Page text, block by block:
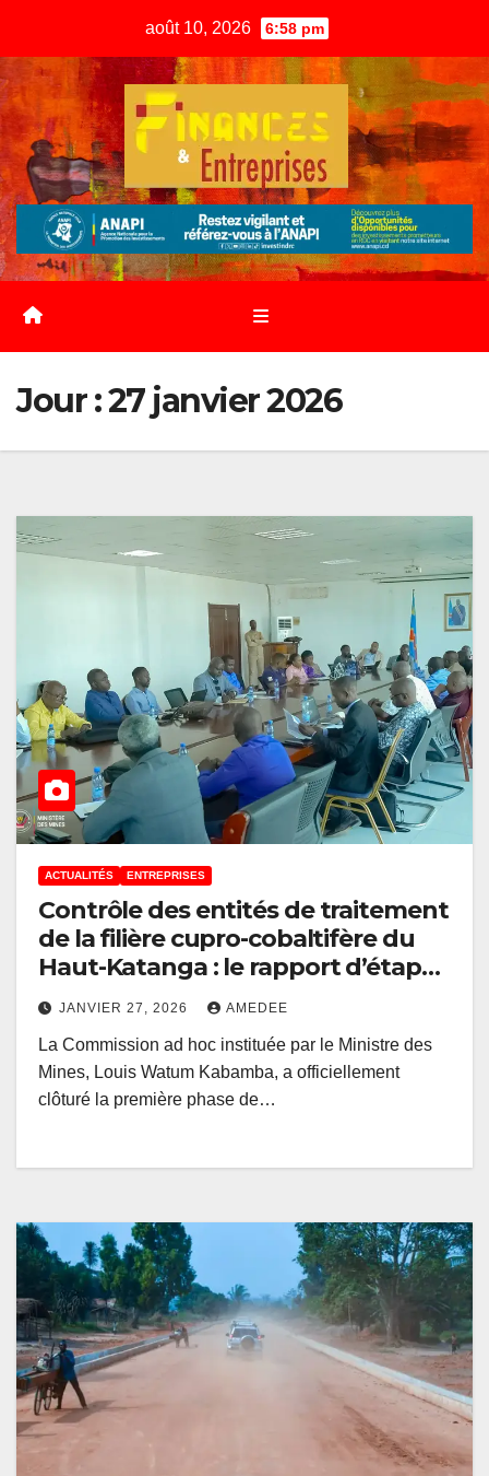
content
août 10, 2026 6:58 pm
Jour :27 janvier 2026
ACTUALITÉS ENTREPRISES
Contrôle des entités de traitement
de la filière cupro-cobaltifère du
Haut-Katanga : le rapport d’étape
de la Commission ad hoc instituée
par Louis Watum adopté à
l’unanimité
JANVIER 27, 2026 AMEDEE
La Commission ad hoc instituée par le Ministre des
Mines, Louis Watum Kabamba, a officiellement
clôturé la première phase de…